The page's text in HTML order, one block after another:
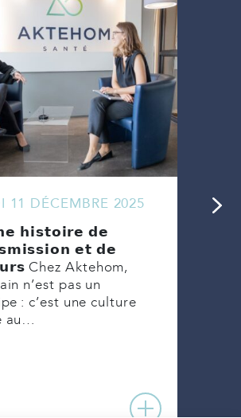
11 DÉCEMBRE 2025
𝗵𝗶𝘀𝘁𝗼𝗶𝗿𝗲 𝗱𝗲
𝗲𝘁 𝗱𝗲
Chez Aktehom,
n’est pas un
: c’est une culture
au…